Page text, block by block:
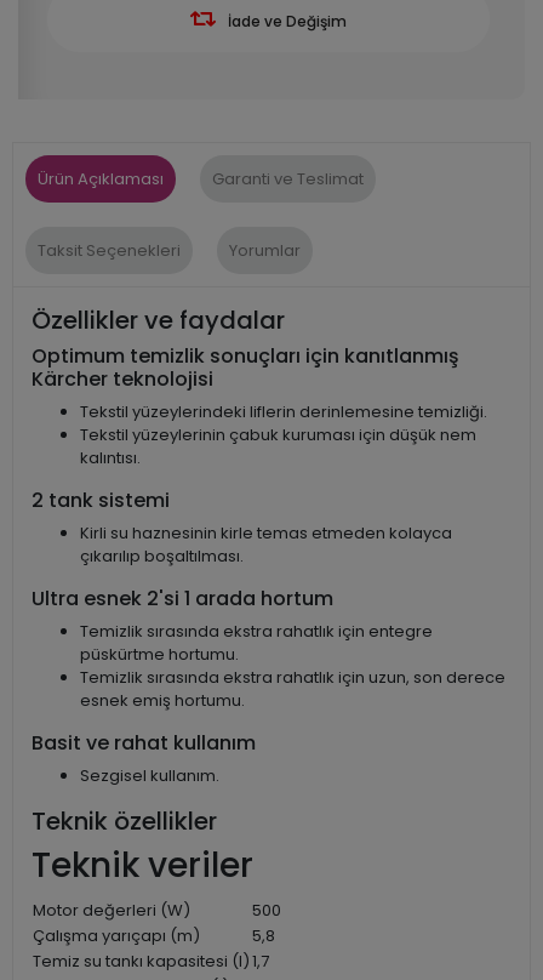
İade ve Değişim
Ürün Açıklaması Garanti ve Teslimat
Taksit Seçenekleri Yorumlar
Özellikler ve faydalar
Optimum temizlik sonuçları için kanıtlanmış
Kärcher teknolojisi
Tekstil yüzeylerindeki liflerin derinlemesine temizliği.
Tekstil yüzeylerinin çabuk kuruması için düşük nem
kalıntısı.
2 tank sistemi
Kirli su haznesinin kirle temas etmeden kolayca
çıkarılıp boşaltılması.
Ultra esnek 2'si 1 arada hortum
Temizlik sırasında ekstra rahatlık için entegre
püskürtme hortumu.
Temizlik sırasında ekstra rahatlık için uzun, son derece
esnek emiş hortumu.
Basit ve rahat kullanım
Sezgisel kullanım.
Teknik özellikler
Teknik veriler
Motor değerleri (W)
500
Çalışma yarıçapı (m)
5,8
Temiz su tankı kapasitesi (l)1,7